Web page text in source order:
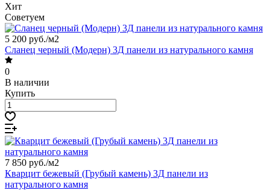
Хит
Советуем
5 200 руб./м2
Сланец черный (Модерн) 3Д панели из натурального камня
0
В наличии
Купить
7 850 руб./м2
Кварцит бежевый (Грубый камень) 3Д панели из
натурального камня